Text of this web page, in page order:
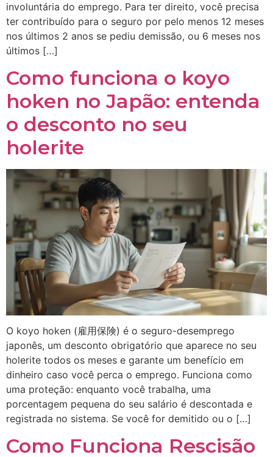
involuntária do emprego. Para ter direito, você precisa
ter contribuído para o seguro por pelo menos 12 meses
nos últimos 2 anos se pediu demissão, ou 6 meses nos
últimos […]
Como funciona o koyo
hoken no Japão: entenda
o desconto no seu
holerite
O koyo hoken (雇用保険) é o seguro-desemprego
japonês, um desconto obrigatório que aparece no seu
holerite todos os meses e garante um benefício em
dinheiro caso você perca o emprego. Funciona como
uma proteção: enquanto você trabalha, uma
porcentagem pequena do seu salário é descontada e
registrada no sistema. Se você for demitido ou o […]
Como Funciona Rescisão